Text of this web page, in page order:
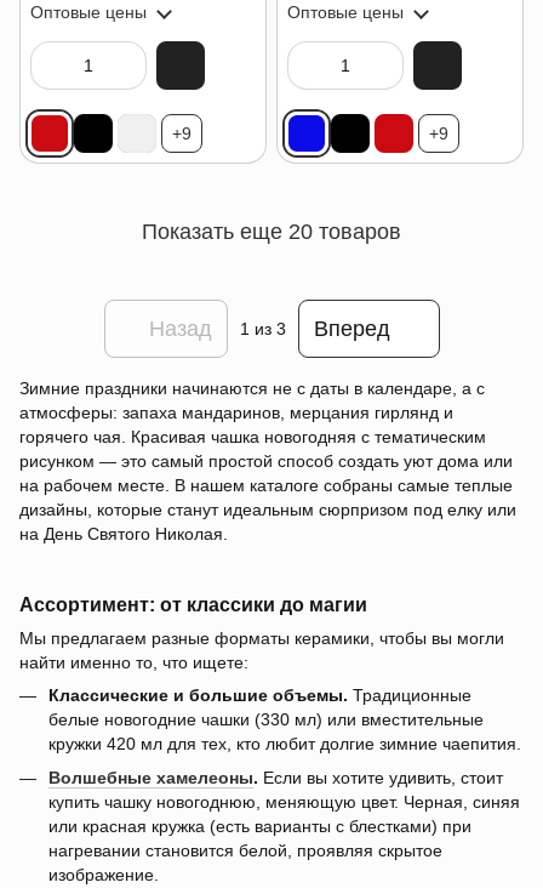
Оптовые цены
+9
Оптовые цены
+9
Показать еще 20 товаров
Назад 1из 3 Вперед
Зимние праздники начинаются не с даты в календаре, а с
атмосферы: запаха мандаринов, мерцания гирлянд и
горячего чая. Красивая чашка новогодняя с тематическим
рисунком — это самый простой способ создать уют дома или
на рабочем месте. В нашем каталоге собраны самые теплые
дизайны, которые станут идеальным сюрпризом под елку или
на День Святого Николая.
Ассортимент: от классики до магии
Мы предлагаем разные форматы керамики, чтобы вы могли
найти именно то, что ищете:
Классические и большие объемы. Традиционные
белые новогодние чашки (330 мл) или вместительные
кружки 420 мл для тех, кто любит долгие зимние чаепития.
Волшебные хамелеоны. Если вы хотите удивить, стоит
купить чашку новогоднюю, меняющую цвет. Черная, синяя
или красная кружка (есть варианты с блестками) при
нагревании становится белой, проявляя скрытое
изображение.